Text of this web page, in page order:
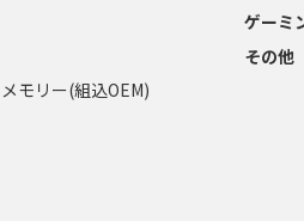
モリー(組込OEM)
ゲーミ
その他